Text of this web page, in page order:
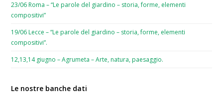
23/06 Roma – “Le parole del giardino – storia, forme, elementi
compositivi”
19/06 Lecce – “Le parole del giardino – storia, forme, elementi
compositivi”.
12,13,14 giugno – Agrumeta – Arte, natura, paesaggio.
Le nostre banche dati